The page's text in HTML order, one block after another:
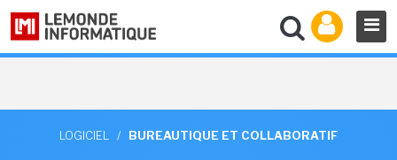
LOGICIEL / BUREAUTIQUE ET COLLABORATIF